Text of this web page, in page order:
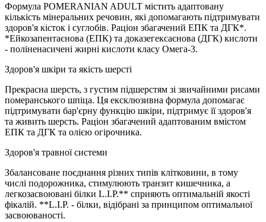
Формула POMERANIAN ADULT містить адаптовану
кількість мінеральних речовин, які допомагають підтримувати
здоров'я кісток і суглобів. Раціон збагачений ЕПК та ДГК*.
*Ейкозапентаєнова (ЕПК) та доказегексаєнова (ДГК) кислоти
- поліненасичені жирні кислоти класу Омега-3.
Здоров'я шкіри та якість шерсті
Прекрасна шерсть, з густим підшерстям зі звичайними рисами
померанського шпіца. Ця ексклюзивна формула допомагає
підтримувати бар'єрну функцію шкіри, підтримує її здоров'я
та живить шерсть. Раціон збагачений адаптованим вмістом
ЕПК та ДГК та олією огірочника.
Здоров'я травної системи
Збалансоване поєднання різних типів клітковини, в тому
числі подорожника, стимулюють транзит кишечника, а
легкозасвоювані білки L.I.P.** сприяють оптимальній якості
фікалій. **L.I.P. - білки, відібрані за принципом оптимальної
засвоюваності.